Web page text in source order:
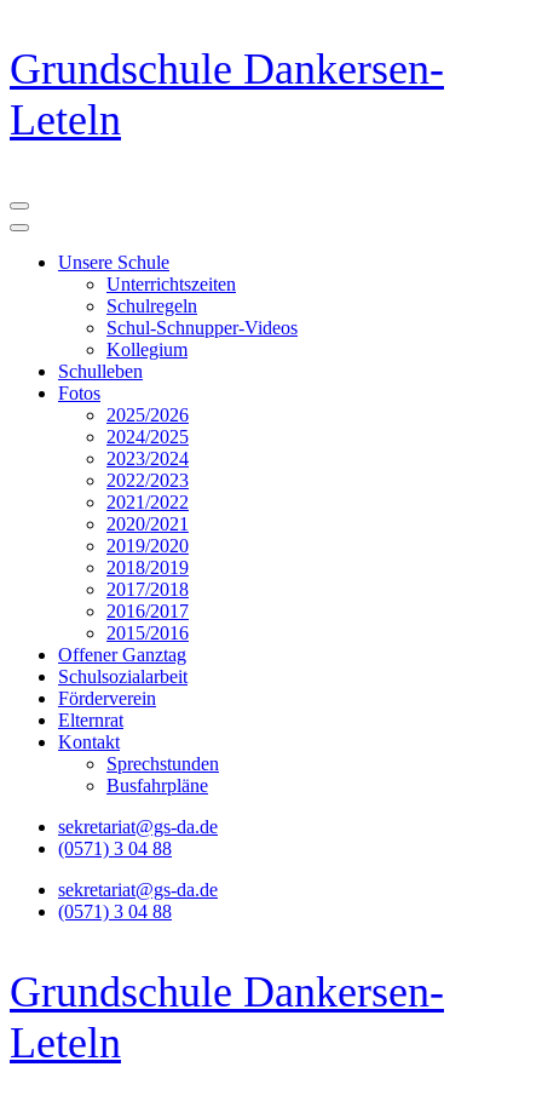
Zum
Inhalt
springen
(Eingabetaste
drücken)
Grundschule Dankersen-
Leteln
Unsere Schule
Unterrichtszeiten
Schulregeln
Schul-Schnupper-Videos
Kollegium
Schulleben
Fotos
2025/2026
2024/2025
2023/2024
2022/2023
2021/2022
2020/2021
2019/2020
2018/2019
2017/2018
2016/2017
2015/2016
Offener Ganztag
Schulsozialarbeit
Förderverein
Elternrat
Kontakt
Sprechstunden
Busfahrpläne
sekretariat@gs-da.de
(0571) 3 04 88
sekretariat@gs-da.de
(0571) 3 04 88
Grundschule Dankersen-
Leteln